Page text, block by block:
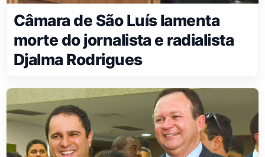
Câmara de São Luís lamenta
morte do jornalista e radialista
Djalma Rodrigues